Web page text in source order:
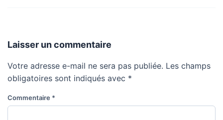
Laisser un commentaire
Votre adresse e-mail ne sera pas publiée. Les champs
obligatoires sont indiqués avec *
Commentaire *